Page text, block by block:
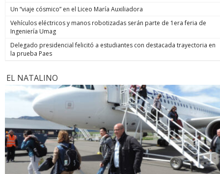
Un “viaje cósmico” en el Liceo María Auxiliadora
Vehículos eléctricos y manos robotizadas serán parte de 1era feria de
Ingeniería Umag
Delegado presidencial felicitó a estudiantes con destacada trayectoria en
la prueba Paes
EL NATALINO